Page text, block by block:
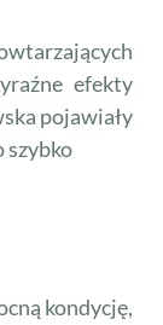
efekty
pojawiały
szybko
kondycję,